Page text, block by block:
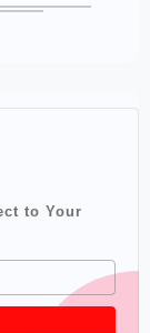
to Your